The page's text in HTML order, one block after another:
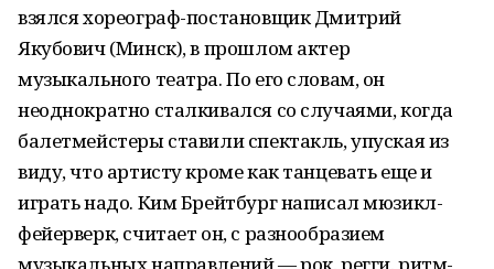
взялся хореограф-постановщик Дмитрий
Якубович (Минск), в прошлом актер
музыкального театра. По его словам, он
неоднократно сталкивался со случаями, когда
балетмейстеры ставили спектакль, упуская из
виду, что артисту кроме как танцевать еще и
играть надо. Ким Брейтбург написал мюзикл-
фейерверк, считает он, с разнообразием